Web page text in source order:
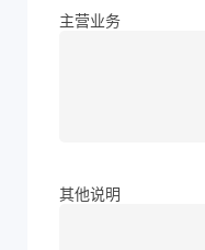
主营业务
其他说明